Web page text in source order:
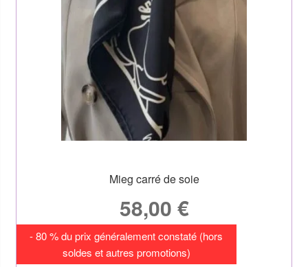
Mieg carré de soie
58,00 €
- 80 % du prix généralement constaté (hors
soldes et autres promotions)